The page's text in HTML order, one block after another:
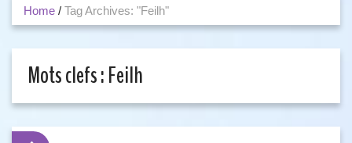
Home / Tag Archives: "Feilh"
Mots clefs :Feilh